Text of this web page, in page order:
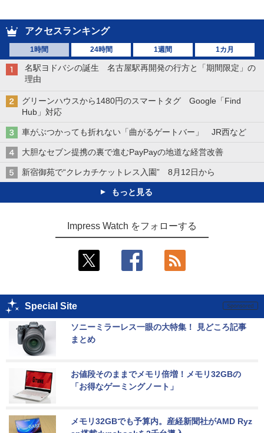
アクセスランキング
1時間 24時間 1週間 1カ月
名駅ヨドバシの誕生 名古屋駅再開発の行方と「期間限定」の
理由
グリーンハウスから1480円のスマートタグ Google「Find
Hub」対応
車がぶつかっても折れない「曲がるゲートバー」 JR西など
大胆なセブン提携の裏で進むPayPayの地道な経営改善
新宿御苑で“クレカチケットレス入園” 8月12日から
もっと見る
Impress Watch をフォローする
Special Site
ソニーミラーレス一眼の大特集！ 見どころ記事
まとめ
お値段そのままでメモリ倍増！メモリ32GBの
「お得なゲーミングノート」
メモリ32GBでも予算内。産経新聞社がAMD Ryz